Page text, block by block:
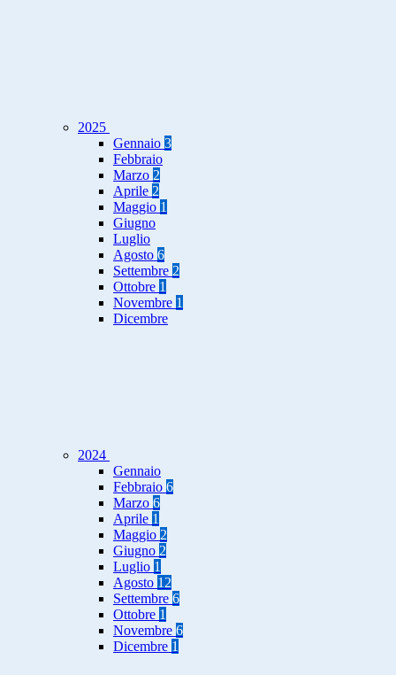
2025
Gennaio 3
Febbraio
Marzo 2
Aprile 2
Maggio 1
Giugno
Luglio
Agosto 6
Settembre 2
Ottobre 1
Novembre 1
Dicembre
2024
Gennaio
Febbraio 6
Marzo 6
Aprile 1
Maggio 2
Giugno 2
Luglio 1
Agosto 12
Settembre 6
Ottobre 1
Novembre 6
Dicembre 1